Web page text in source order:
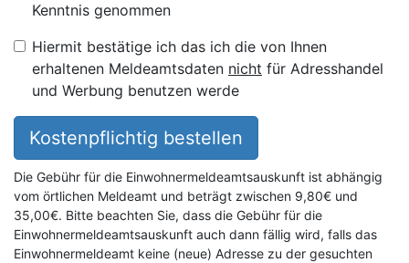
Kenntnis genommen
Hiermit bestätige ich das ich die von Ihnen
erhaltenen Meldeamtsdaten nicht für Adresshandel
und Werbung benutzen werde
Kostenpflichtig bestellen
Die Gebühr für die Einwohnermeldeamtsauskunft ist abhängig
vom örtlichen Meldeamt und beträgt zwischen 9,80€ und
35,00€. Bitte beachten Sie, dass die Gebühr für die
Einwohnermeldeamtsauskunft auch dann fällig wird, falls das
Einwohnermeldeamt keine (neue) Adresse zu der gesuchten